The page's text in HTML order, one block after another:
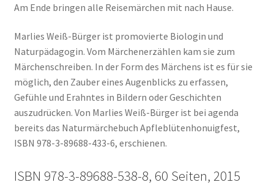
Am Ende bringen alle Reisemärchen mit nach Hause.
Marlies Weiß-Bürger ist promovierte Biologin und
Naturpädagogin. Vom Märchenerzählen kam sie zum
Märchenschreiben. In der Form des Märchens ist es für sie
möglich, den Zauber eines Augenblicks zu erfassen,
Gefühle und Erahntes in Bildern oder Geschichten
auszudrücken. Von Marlies Weiß-Bürger ist bei agenda
bereits das Naturmärchebuch Apfleblütenhonuigfest,
ISBN 978-3-89688-433-6, erschienen.
ISBN 978-3-89688-538-8, 60 Seiten, 2015